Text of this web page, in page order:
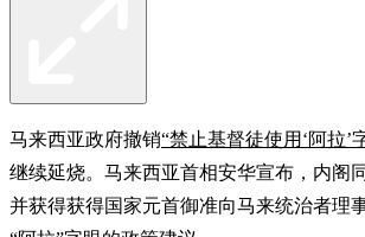
马来西亚政府撤销“禁止基督徒使用‘阿拉’
继续延烧。马来西亚首相安华宣布，内阁
并获得获得国家元首御准向马来统治者理